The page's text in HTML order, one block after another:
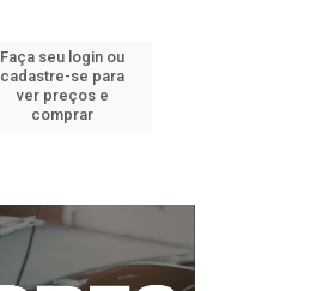
Faça seu login ou
cadastre-se para
ver preços e
comprar